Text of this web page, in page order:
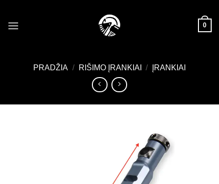
content
0
PRADŽIA / RIŠIMO ĮRANKIAI / ĮRANKIAI